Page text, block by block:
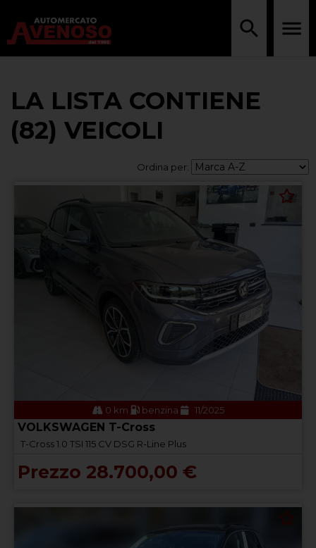
LA LISTA CONTIENE
(82) VEICOLI
Ordina per:
0 km benzina 11/2025
VOLKSWAGEN T-Cross
T-Cross 1.0 TSI 115 CV DSG R-Line Plus
Prezzo 28.700,00 €